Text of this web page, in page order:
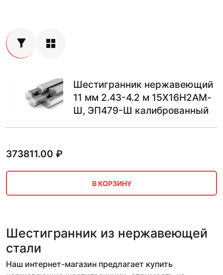
Шестигранник нержавеющий
11 мм 2.43-4.2 м 15Х16Н2АМ-
Ш, ЭП479-Ш калиброванный
373811.00 ₽
В КОРЗИНУ
Шестигранник из нержавеющей
стали
Наш интернет-магазин предлагает купить